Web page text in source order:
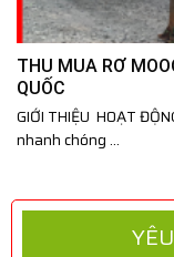
THU MUA RƠ
QUỐC
GIỚI THIỆU HOẠT
nhanh chóng ...